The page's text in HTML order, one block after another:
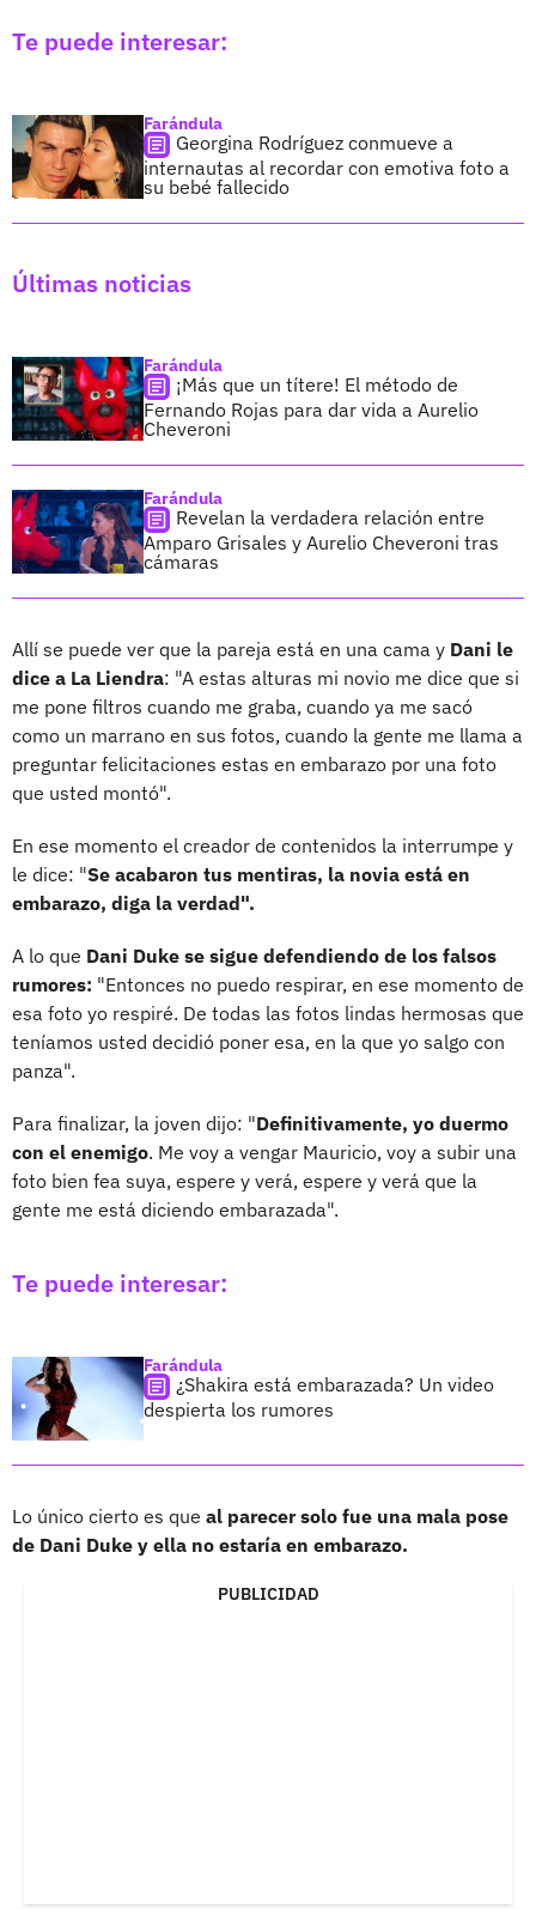
Te puede interesar:
Farándula
Georgina Rodríguez conmueve a
internautas al recordar con emotiva foto a
su bebé fallecido
Últimas noticias
Farándula
¡Más que un títere! El método de
Fernando Rojas para dar vida a Aurelio
Cheveroni
Farándula
Revelan la verdadera relación entre
Amparo Grisales y Aurelio Cheveroni tras
cámaras
Allí se puede ver que la pareja está en una cama y Dani le
dice a La Liendra: "A estas alturas mi novio me dice que si
me pone filtros cuando me graba, cuando ya me sacó
como un marrano en sus fotos, cuando la gente me llama a
preguntar felicitaciones estas en embarazo por una foto
que usted montó".
En ese momento el creador de contenidos la interrumpe y
le dice: "Se acabaron tus mentiras, la novia está en
embarazo, diga la verdad".
A lo que Dani Duke se sigue defendiendo de los falsos
rumores: "Entonces no puedo respirar, en ese momento de
esa foto yo respiré. De todas las fotos lindas hermosas que
teníamos usted decidió poner esa, en la que yo salgo con
panza".
Para finalizar, la joven dijo: "Definitivamente, yo duermo
con el enemigo. Me voy a vengar Mauricio, voy a subir una
foto bien fea suya, espere y verá, espere y verá que la
gente me está diciendo embarazada".
Te puede interesar:
Farándula
¿Shakira está embarazada? Un video
despierta los rumores
Lo único cierto es que al parecer solo fue una mala pose
de Dani Duke y ella no estaría en embarazo.
PUBLICIDAD